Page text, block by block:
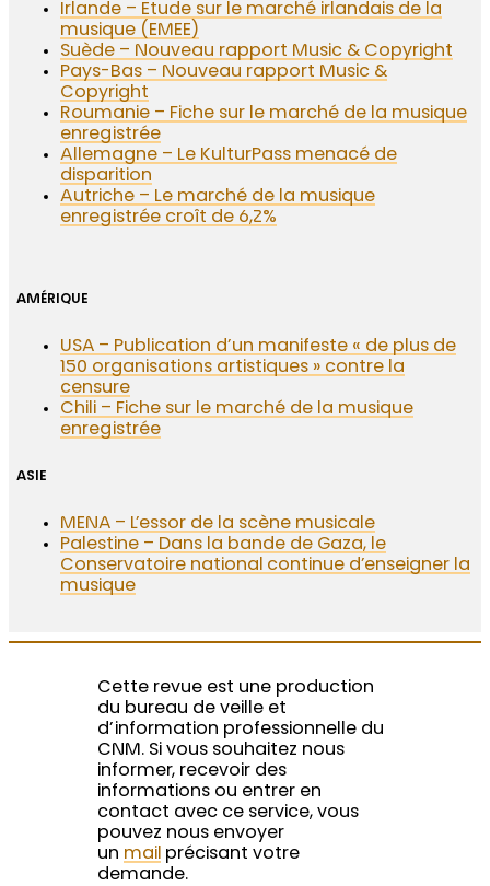
Irlande – Etude sur le marché irlandais de la
musique (EMEE)
Suède – Nouveau rapport Music & Copyright
Pays-Bas – Nouveau rapport Music &
Copyright
Roumanie – Fiche sur le marché de la musique
enregistrée
Allemagne – Le KulturPass menacé de
disparition
Autriche – Le marché de la musique
enregistrée croît de 6,2%
AMÉRIQUE
USA – Publication d’un manifeste « de plus de
150 organisations artistiques » contre la
censure
Chili – Fiche sur le marché de la musique
enregistrée
ASIE
MENA – L’essor de la scène musicale
Palestine – Dans la bande de Gaza, le
Conservatoire national continue d’enseigner la
musique
Cette revue est une production
du bureau de veille et
d’information professionnelle du
CNM. Si vous souhaitez nous
informer, recevoir des
informations ou entrer en
contact avec ce service, vous
pouvez nous envoyer
un mailprécisant votre
demande.